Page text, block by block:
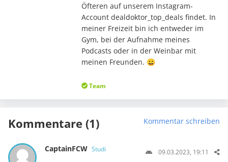
Öfteren auf unserem Instagram-
Account dealdoktor_top_deals findet. In
meiner Freizeit bin ich entweder im
Gym, bei der Aufnahme meines
Podcasts oder in der Weinbar mit
meinen Freunden. 😀
Team
Kommentare (1) Kommentar schreiben
CaptainFCW Studi 09.03.2023, 19:11